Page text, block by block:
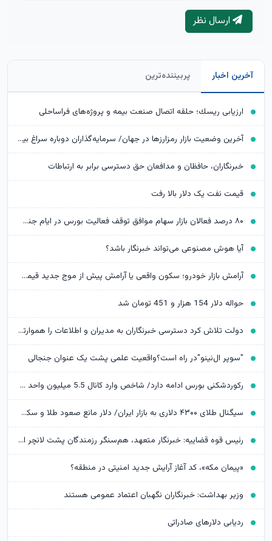
ارسال نظر
آخرین اخبار پربیننده‌ترین
ارزیابی ریسك؛ حلقه اتصال صنعت بیمه و پروژه‌های فراساحلی
آخرین وضعیت بازار رمزارزها در جهان/ سرمایه‌گذاران دوباره سراغ بیت‌کوین رفتند
خبرنگاران، حافظان و مدافعان حق دسترسی برابر به ارتباطات
قیمت نفت یک دلار بالا رفت
۸۰ درصد فعالان بازار سهام موافق توقف فعالیت بورس در ایام جنگ بودند
آیا هوش مصنوعی می‌تواند خبرنگار باشد؟
آرامش بازار خودرو؛ سکون واقعی یا آرامش پیش از موج جدید قیمت‌ها؟
حواله دلار 154 هزار و 451 تومان شد
دولت تلاش کرد دسترسی خبرنگاران به مدیران و اطلاعات را هموارتر کند
"سوپر ال‌نینو"در راه است؟واقعیت علمی پشت یک عنوان جنجالی
رکوردشکنی بورس ادامه دارد/ شاخص وارد کانال 5.5 میلیون واحد شد
سیگنال طلای ۴۳۰۰ دلاری به بازار ایران/ دلار مانع صعود طلا و سکه می‌شود؟
رئیس قوه قضاییه: خبرنگار متعهد، هم‌سنگر رزمندگان پشت لانچر است
«پیمان مکه»، کد آغاز آرایش جدید امنیتی در منطقه؟
وزیر بهداشت: خبرنگاران نگهبان اعتماد عمومی هستند
ردیابی دلارهای صادراتی